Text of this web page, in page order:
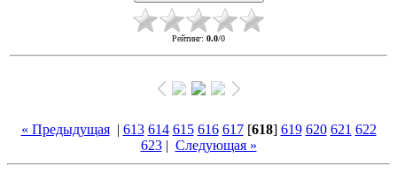
Рейтинг: 0.0/0
« Предыдущая| 613 614 615 616 617[618] 619 620 621 622
623| Следующая »